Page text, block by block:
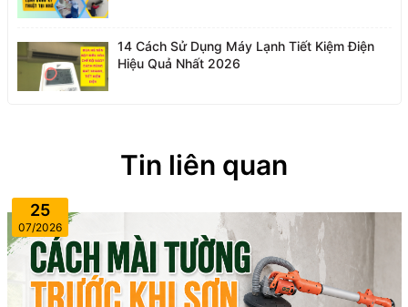
14 Cách Sử Dụng Máy Lạnh Tiết Kiệm Điện
Hiệu Quả Nhất 2026
Tin liên quan
25
07/2026